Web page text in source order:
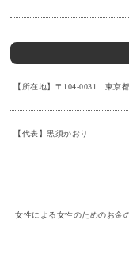
【所在地】〒104-0031 東京
【代表】黒須かおり
女性による女性のためのお金